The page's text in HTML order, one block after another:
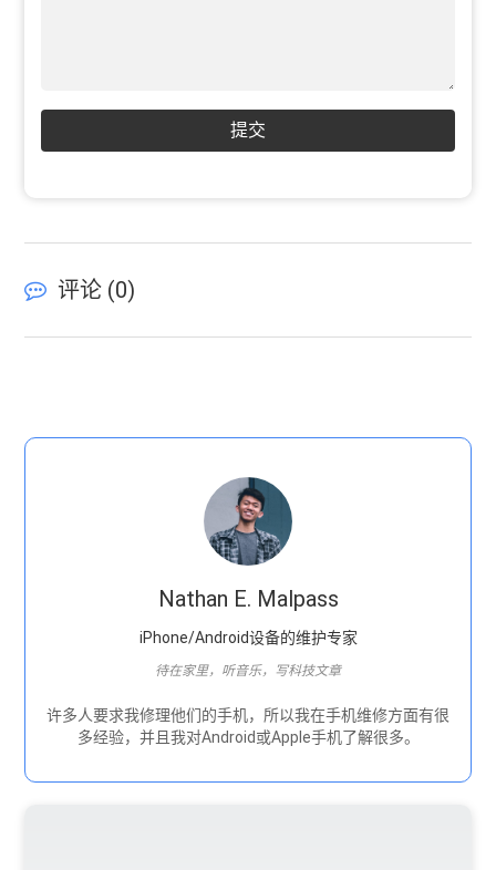
提交
评论 (0)
Nathan E. Malpass
iPhone/Android设备的维护专家
待在家里，听音乐，写科技文章
许多人要求我修理他们的手机，所以我在手机维修方面有很
多经验，并且我对Android或Apple手机了解很多。